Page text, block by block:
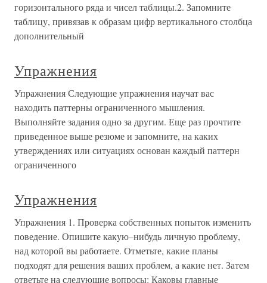
горизонтального ряда и чисел таблицы.2. Запомните
таблицу, привязав к образам цифр вертикального столбца
дополнительный
Упражнения
Упражнения Следующие упражнения научат вас
находить паттерны ограниченного мышления.
Выполняйте задания одно за дру­гим. Еще раз прочтите
приведенное выше резюме и запомни­те, на каких
утверждениях или ситуациях основан каждый паттерн
ограниченного
Упражнения
Упражнения 1. Проверка собственных попыток изменить
поведение. Опишите какую–нибудь личную проблему,
над которой вы работаете. Отметьте, какие планы
подходят для решения ваших проблем, а какие нет. Затем
ответьте на следующие вопросы: Каковы главные